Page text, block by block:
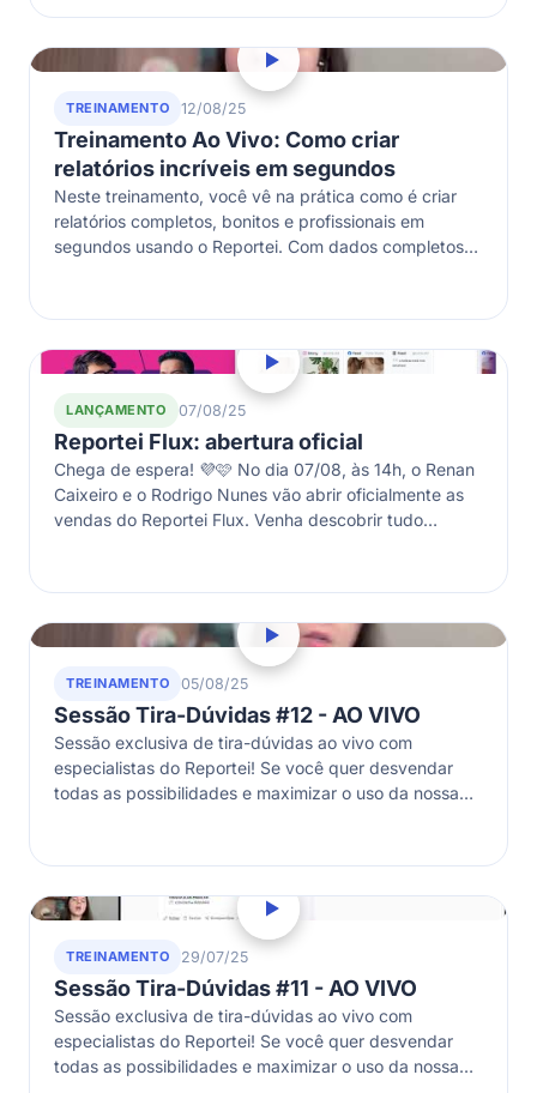
TREINAMENTO 12/08/25
Treinamento Ao Vivo: Como criar
relatórios incríveis em segundos
Neste treinamento, você vê na prática como é criar
relatórios completos, bonitos e profissionais em
segundos usando o Reportei. Com dados completos
LANÇAMENTO 07/08/25
Reportei Flux: abertura oficial
Chega de espera! 💜🩷 No dia 07/08, às 14h, o Renan
Caixeiro e o Rodrigo Nunes vão abrir oficialmente as
vendas do Reportei Flux. Venha descobrir tudo
TREINAMENTO 05/08/25
Sessão Tira-Dúvidas #12 - AO VIVO
Sessão exclusiva de tira-dúvidas ao vivo com
especialistas do Reportei! Se você quer desvendar
todas as possibilidades e maximizar o uso da nossa
TREINAMENTO 29/07/25
Sessão Tira-Dúvidas #11 - AO VIVO
Sessão exclusiva de tira-dúvidas ao vivo com
especialistas do Reportei! Se você quer desvendar
todas as possibilidades e maximizar o uso da nossa